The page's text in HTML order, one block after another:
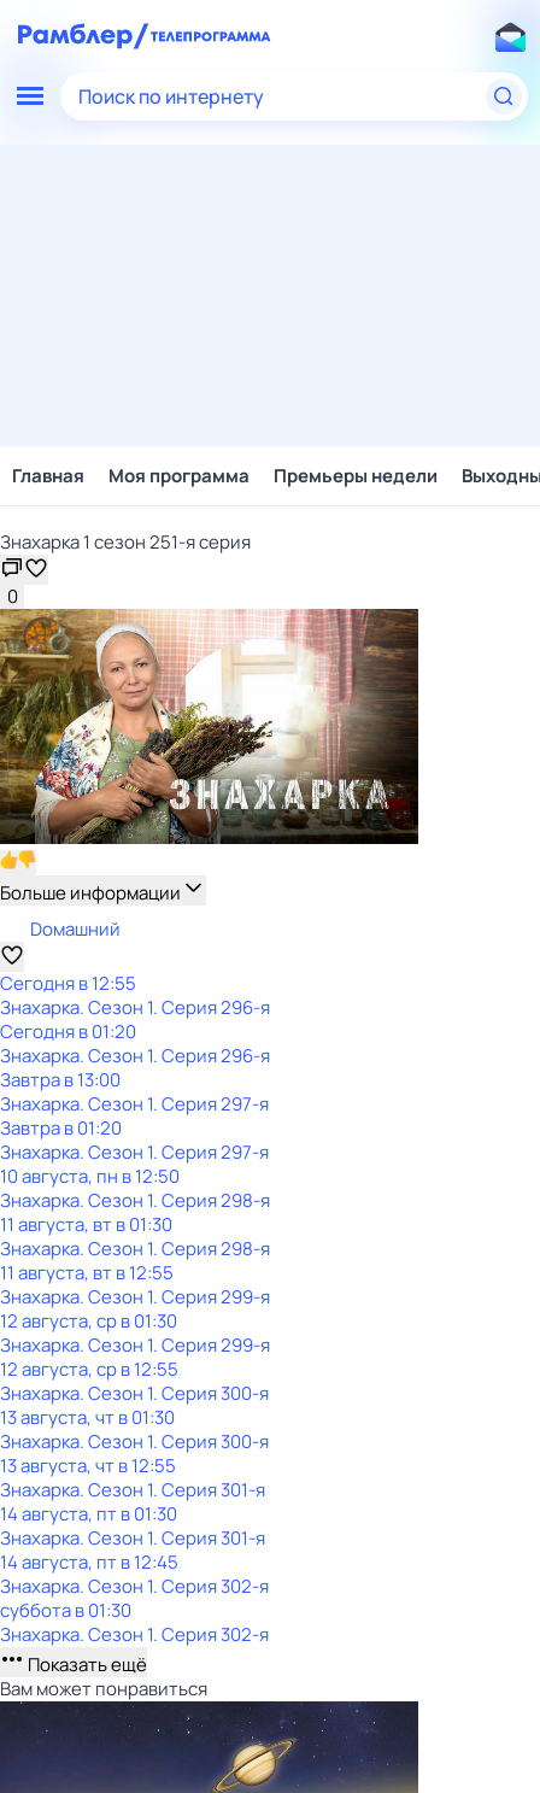
Поиск по интернету
Главная Моя программа Премьеры недели
Знaхaрка 1 сезон 251-я серия
0
Больше информации
Dомашний
Сегодня в 12:55
Знaхaрка. Сезон 1. Серия 296-я
Сегодня в 01:20
Знaхaрка. Сезон 1. Серия 296-я
Завтра в 13:00
Знaхaрка. Сезон 1. Серия 297-я
Завтра в 01:20
Знaхaрка. Сезон 1. Серия 297-я
10 августа, пн в 12:50
Знaхaрка. Сезон 1. Серия 298-я
11 августа, вт в 01:30
Знaхaрка. Сезон 1. Серия 298-я
11 августа, вт в 12:55
Знaхaрка. Сезон 1. Серия 299-я
12 августа, ср в 01:30
Знaхaрка. Сезон 1. Серия 299-я
12 августа, ср в 12:55
Знaхaрка. Сезон 1. Серия 300-я
13 августа, чт в 01:30
Знaхaрка. Сезон 1. Серия 300-я
13 августа, чт в 12:55
Знaхaрка. Сезон 1. Серия 301-я
14 августа, пт в 01:30
Знaхaрка. Сезон 1. Серия 301-я
14 августа, пт в 12:45
Знaхaрка. Сезон 1. Серия 302-я
субботав01:30
Знaхaрка. Сезон 1. Серия 302-я
Показать ещё
Вам может понравиться